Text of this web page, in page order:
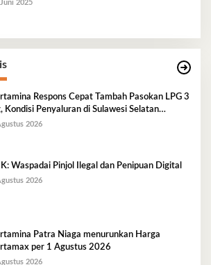
2025
Respons Cepat Tambah Pasokan LPG 3
Kondisi Penyaluran di Sulawesi Selatan
Kondusif
2026
Waspadai Pinjol Ilegal dan Penipuan Digital
2026
Patra Niaga menurunkan Harga
per 1 Agustus 2026
2026